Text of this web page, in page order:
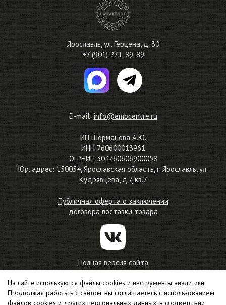
Ярославль,ул. Герцена, д. 30
+7 (901) 271-89-89
E-mail: info@embcentre.ru
ИП Шорманова А.Ю.
ИНН 760600013961
ОГРНИП 304760606900058
Юр. адрес: 150054, Ярославская область, г. Ярославль, ул.
Кудрявцева, д.7, кв.7
Публичная оферта о заключении
договора поставки товара
Полная версия сайта
© 2010—2026
Магазин материалов для машинной вышивки
На сайте используются файлы cookies и инструменты аналитики.
Продолжая работать с сайтом, вы соглашаетесь с использованием
файлов cookies и других персональных данных, в соответствии